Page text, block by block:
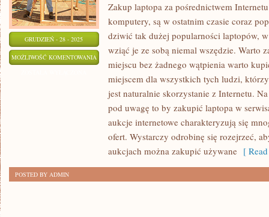
GRUDZIEŃ - 28 - 2025
MOŻLIWOŚĆ KOMENTOWANIA
ZAREKLAMOWAĆ
USŁUGI
YOUTUBE?
Zakup laptopa za pośrednictwem
komputery, są w ostatnim czasie coraz
dziwić tak dużej popularności laptopów,
wziąć je ze sobą niemal wszędzie. Warto
miejscu bez żadnego wątpienia warto
miejscem dla wszystkich tych ludzi,
jest naturalnie skorzystanie z Internetu.
pod uwagę to by zakupić laptopa w
aukcje internetowe charakteryzują się
ofert. Wystarczy odrobinę się rozejrzeć,
aukcjach można zakupić używane [
POSTED BY ADMIN